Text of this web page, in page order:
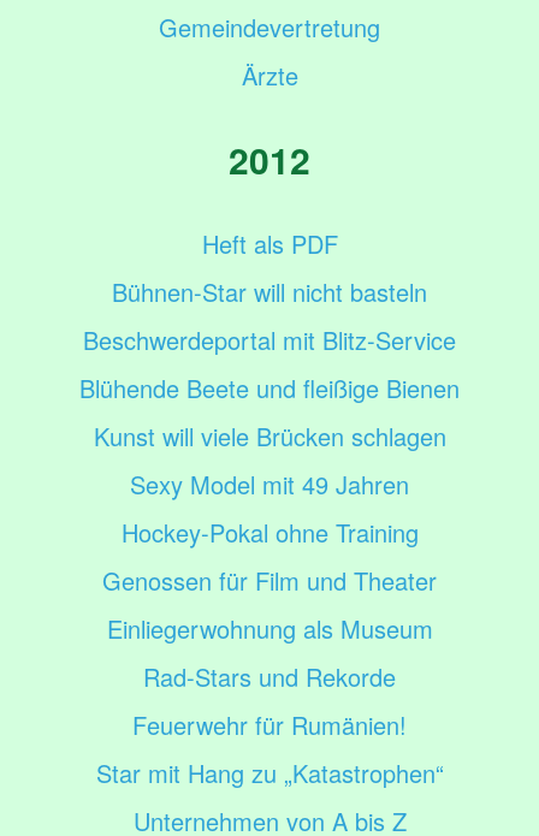
Gemeindevertretung
Ärzte
2012
Heft als PDF
Bühnen-Star will nicht basteln
Beschwerdeportal mit Blitz-Service
Blühende Beete und fleißige Bienen
Kunst will viele Brücken schlagen
Sexy Model mit 49 Jahren
Hockey-Pokal ohne Training
Genossen für Film und Theater
Einliegerwohnung als Museum
Rad-Stars und Rekorde
Feuerwehr für Rumänien!
Star mit Hang zu „Katastrophen“
Unternehmen von A bis Z